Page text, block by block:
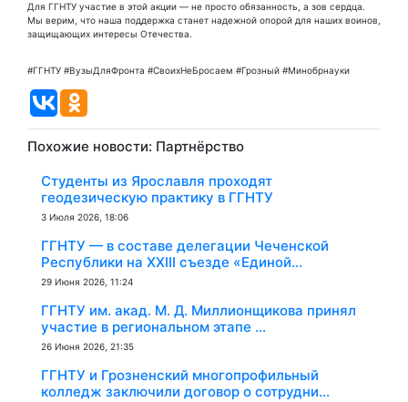
Для ГГНТУ участие в этой акции — не просто обязанность, а зов сердца.
Мы верим, что наша поддержка станет надежной опорой для наших воинов,
защищающих интересы Отечества.
#ГГНТУ #ВузыДляФронта #СвоихНеБросаем #Грозный #Минобрнауки
Похожие новости: Партнёрство
Студенты из Ярославля проходят
геодезическую практику в ГГНТУ
3 Июля 2026, 18:06
ГГНТУ — в составе делегации Чеченской
Республики на XXIII съезде «Единой...
29 Июня 2026, 11:24
ГГНТУ им. акад. М. Д. Миллионщикова принял
участие в региональном этапе ...
26 Июня 2026, 21:35
ГГНТУ и Грозненский многопрофильный
колледж заключили договор о сотрудни...